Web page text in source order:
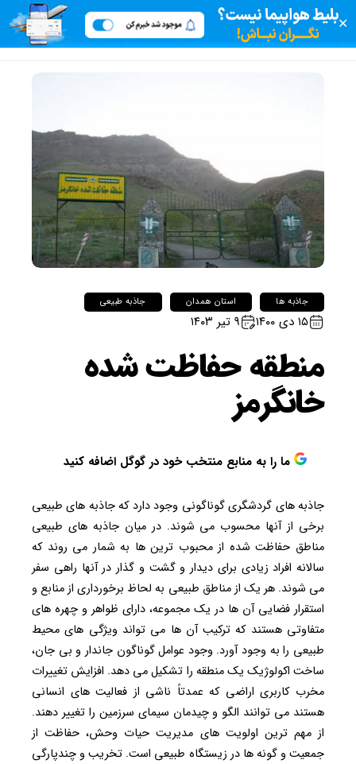
✕
جاذبه ها استان همدان جاذبه طبیعی
۱۵ دی ۱۴۰۰ ۹ تیر ۱۴۰۳
منطقه حفاظت شده
خانگرمز
ما را به منابع منتخب خود در گوگل اضافه کنید
جاذبه های گردشگری گوناگونی وجود دارد که جاذبه های طبیعی
برخی از آنها محسوب می شوند. در میان جاذبه های طبیعی
مناطق حفاظت شده از محبوب ترین ها به شمار می روند که
سالانه افراد زیادی برای دیدار و گشت و گذار در آنها راهی سفر
می شوند. هر یک از مناطق طبیعی به لحاظ برخورداری از منابع و
استقرار فضایی آن ها در یک مجموعه، دارای ظواهر و چهره های
متفاوتی هستند که ترکیب آن ها می تواند ویژگی های محیط
طبیعی را به وجود آورد. وجود عوامل گوناگون جاندار و بی جان،
ساخت اکولوژیک یک منطقه را تشکیل می دهد. افزایش تغییرات
مخرب کاربری اراضی که عمدتاً ناشی از فعالیت های انسانی
هستند می توانند الگو و چیدمان سیمای سرزمین را تغییر دهند.
از مهم ترین اولویت های مدیریت حیات وحش، حفاظت از
جمعیت و گونه ها در زیستگاه طبیعی است. تخریب و چندپارگی